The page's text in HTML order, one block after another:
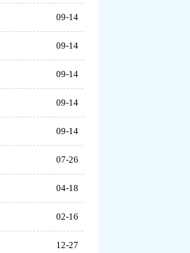
09-14
09-14
09-14
09-14
09-14
07-26
04-18
02-16
12-27